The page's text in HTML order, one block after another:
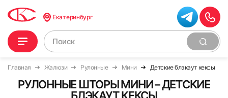
Екатеринбург
Главная Жалюзи Рулонные Мини Детские блэкаут кексы
РУЛОННЫЕ ШТОРЫ МИНИ – ДЕТСКИЕ